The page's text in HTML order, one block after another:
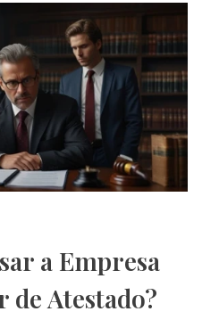
a Empresa
Atestado?